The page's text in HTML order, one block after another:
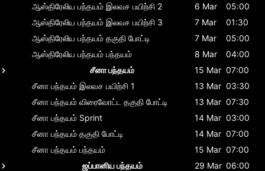
ஆஸ்திரேலிய பந்தயம் இலவச பயிற்சி 2 6 Mar
05:00
ஆஸ்திரேலிய பந்தயம் இலவச பயிற்சி 3 7 Mar
01:30
ஆஸ்திரேலிய பந்தயம் தகுதி போட்டி 7 Mar
05:00
ஆஸ்திரேலிய பந்தயம் பந்தயம் 8 Mar
04:00
சீனா பந்தயம்
15 Mar 07:00
சீனா பந்தயம் இலவச பயிற்சி 1 13 Mar 03:30
சீனா பந்தயம் விரைவோட்ட தகுதி போட்டி 13 Mar 07:30
சீனா பந்தயம் Sprint 14 Mar 03:00
சீனா பந்தயம் தகுதி போட்டி 14 Mar 07:00
சீனா பந்தயம் பந்தயம் 15 Mar 07:00
ஜப்பானிய பந்தயம்
29 Mar 06:00